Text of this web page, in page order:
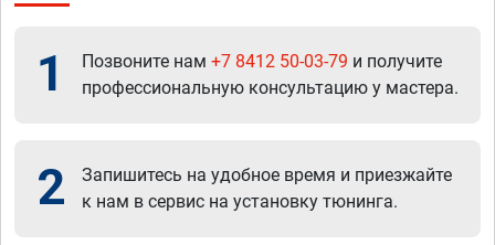
1 Позвоните нам +7 8412 50-03-79 и получите
профессиональную консультацию у мастера.
2
Запишитесь на удобное время и приезжайте
к нам в сервис на установку тюнинга.